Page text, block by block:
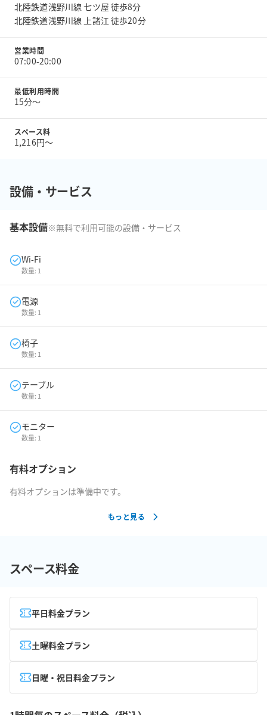
北陸鉄道浅野川線 七ツ屋 徒歩8分
北陸鉄道浅野川線 上諸江 徒歩20分
営業時間
07:00-20:00
最低利用時間
15分〜
スペース料
1,216円〜
設備・サービス
基本設備※無料で利用可能の設備・サービス
Wi-Fi
数量: 1
電源
数量: 1
椅子
数量: 1
テーブル
数量: 1
モニター
数量: 1
有料オプション
有料オプションは準備中です。
もっと見る
スペース料金
平日料金プラン
土曜料金プラン
日曜・祝日料金プラン